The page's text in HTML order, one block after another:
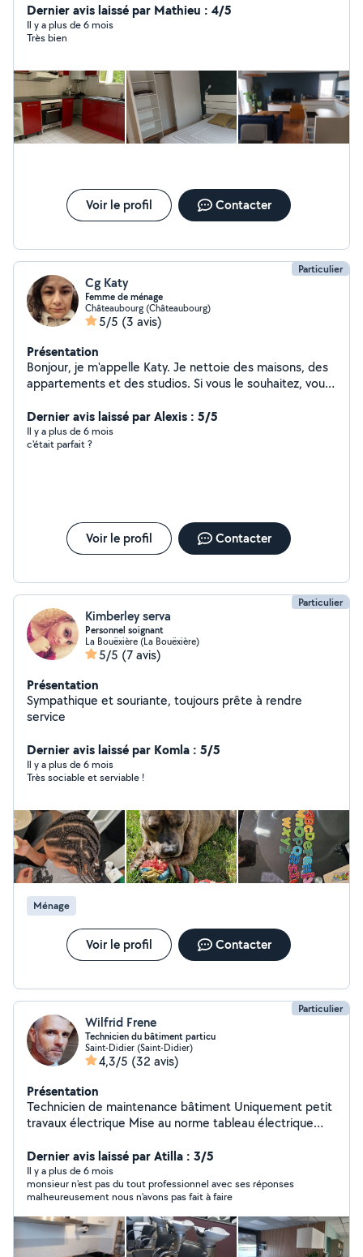
entreprends . Sérieuse Efficace Souriante Et
respectueuse -femme de ménage -aide pour les
courses -Organisation d'un événement -Aide pour
déménagement -Aide informatique
Dernier avis laissé par Mathieu : 4/5
Il y a plus de 6 mois
Très bien
Voir le profil Contacter
Particulier
Cg Katy
Femme de ménage
Châteaubourg (Châteaubourg)
5/5 (3 avis)
Présentation
Bonjour, je m'appelle Katy. Je nettoie des maisons, des
appartements et des studios. Si vous le souhaitez, vous
Dernier avis laissé par Alexis : 5/5
Il y a plus de 6 mois
c'était parfait ?
Voir le profil Contacter
Particulier
Kimberley serva
Personnel soignant
La Bouëxière (La Bouëxière)
5/5 (7 avis)
Présentation
Sympathique et souriante, toujours prête à rendre
service
Dernier avis laissé par Komla : 5/5
Il y a plus de 6 mois
Très sociable et serviable !
Ménage
Voir le profil Contacter
Particulier
Wilfrid Frene
Technicien du bâtiment particu
Saint-Didier (Saint-Didier)
4,3/5 (32 avis)
Présentation
Technicien de maintenance bâtiment Uniquement petit
travaux électrique Mise au norme tableau électrique
,multicouche,remplacement mitigeur douche, lavabo
,evier vanne d arrêt. Alimentation electrique portail
battant Parquet chambre ,mise en place de barre de
rideaux ,raboter porte bois ,remplacement serrure.
entretien vmc Entretien ballon d eau chaude Déco sur
mur menuiserie. Mise en place d éclairage ou prise de
courant Habilitation électrique BR
Dernier avis laissé par Atilla : 3/5
Il y a plus de 6 mois
monsieur n'est pas du tout professionnel avec ses réponses
malheureusement nous n'avons pas fait à faire